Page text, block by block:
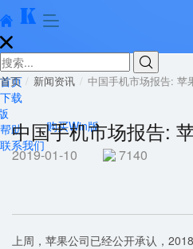
  


首页
下载
购买Win版
帮助
联系我们
首页 新闻资讯 中国手机市场报告: 苹
中国手机市场报告:
2019-01-10 7140
上周，苹果公司已经公开承认，